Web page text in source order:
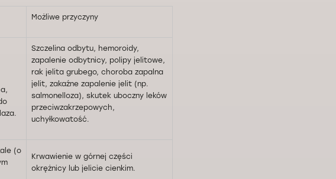
Możliwe przyczyny
Szczelina odbytu, hemoroidy,
zapalenie odbytnicy, polipy jelitowe,
rak jelita grubego, choroba zapalna
jelit, zakaźne zapalenie jelit (np.
salmonelloza), skutek uboczny leków
przeciwzakrzepowych,
uchyłkowatość.
(o
Krwawienie w górnej części
okrężnicy lub jelicie cienkim.